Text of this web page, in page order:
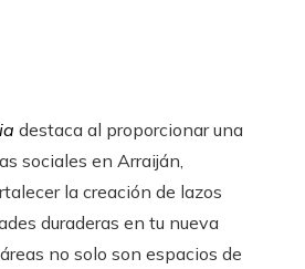
destaca al proporcionar una
sociales en Arraiján,
la creación de lazos
duraderas en tu nueva
no solo son espacios de